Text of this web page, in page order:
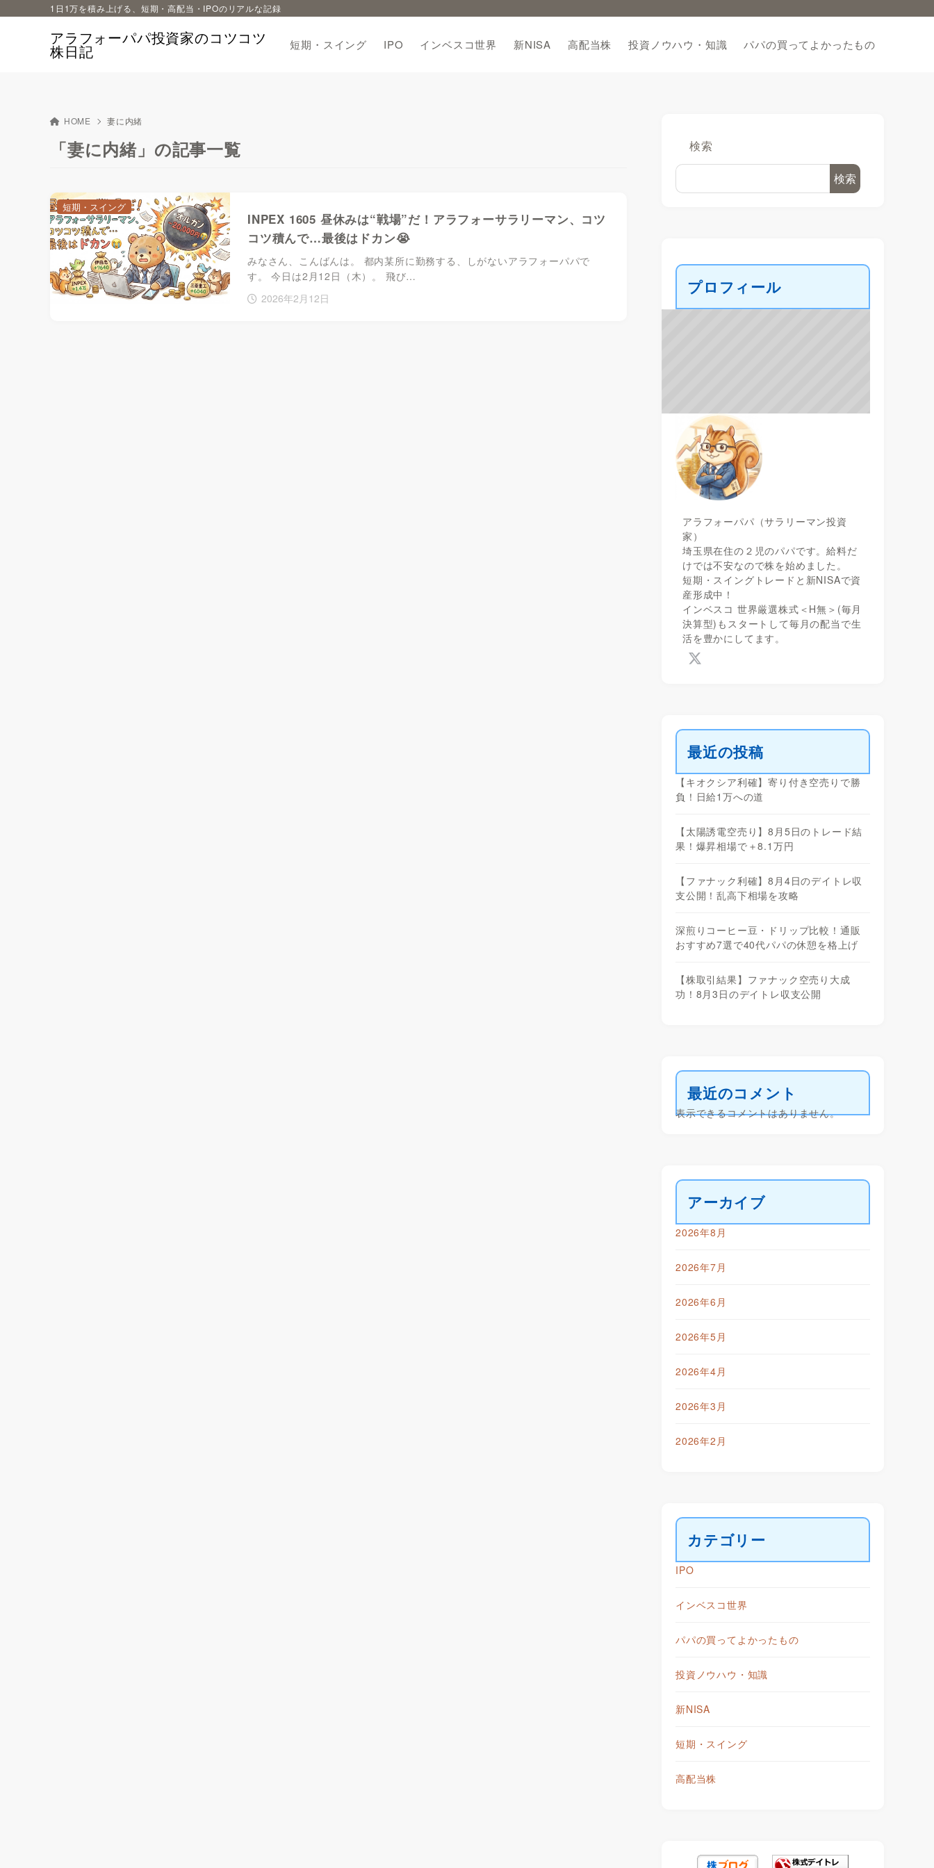
アラフォーパパ投資家のコツコツ
株日記
1日1万を積み上げる、短期・高配当・IPOのリアルな記録
短期・スイング IPO インベスコ世界 新NISA 高配当株 投資ノウハウ・知識 パパの買ってよかったもの
HOME 妻に内緒
「妻に内緒」の記事一覧
INPEX 1605 昼休みは“戦場”だ！アラフォーサラリーマン、コツ
コツ積んで…最後はドカン😭
みなさん、こんばんは。 都内某所に勤務する、しがないアラフォーパパで
す。 今日は2月12日（木）。 飛び…
2026年2月12日
短期・スイング
検索
検索
プロフィール
アラフォーパパ（サラリーマン投資
家）
埼玉県在住の２児のパパです。給料だ
けでは不安なので株を始めました。
短期・スイングトレードと新NISAで資
産形成中！
インベスコ 世界厳選株式＜H無＞(毎月
決算型)もスタートして毎月の配当で生
活を豊かにしてます。
最近の投稿
【キオクシア利確】寄り付き空売りで勝
負！日給1万への道
【太陽誘電空売り】8月5日のトレード結
果！爆昇相場で＋8.1万円
【ファナック利確】8月4日のデイトレ収
支公開！乱高下相場を攻略
深煎りコーヒー豆・ドリップ比較！通販
おすすめ7選で40代パパの休憩を格上げ
【株取引結果】ファナック空売り大成
功！8月3日のデイトレ収支公開
最近のコメント
表示できるコメントはありません。
アーカイブ
2026年8月
2026年7月
2026年6月
2026年5月
2026年4月
2026年3月
2026年2月
カテゴリー
IPO
インベスコ世界
パパの買ってよかったもの
投資ノウハウ・知識
新NISA
短期・スイング
高配当株